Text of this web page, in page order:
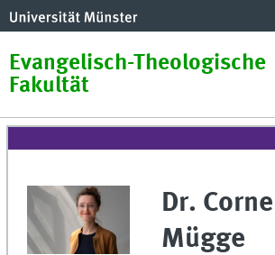
Evangelisch-Theologische
Fakultät
Dr.
Mügge